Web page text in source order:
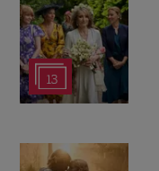
13